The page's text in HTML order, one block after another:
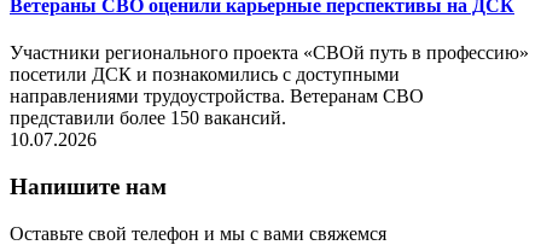
Ветераны СВО оценили карьерные перспективы на ДСК
Участники регионального проекта «СВОй путь в профессию»
посетили ДСК и познакомились с доступными
направлениями трудоустройства. Ветеранам СВО
представили более 150 вакансий.
10.07.2026
Напишите нам
Оставьте свой телефон и мы с вами свяжемся